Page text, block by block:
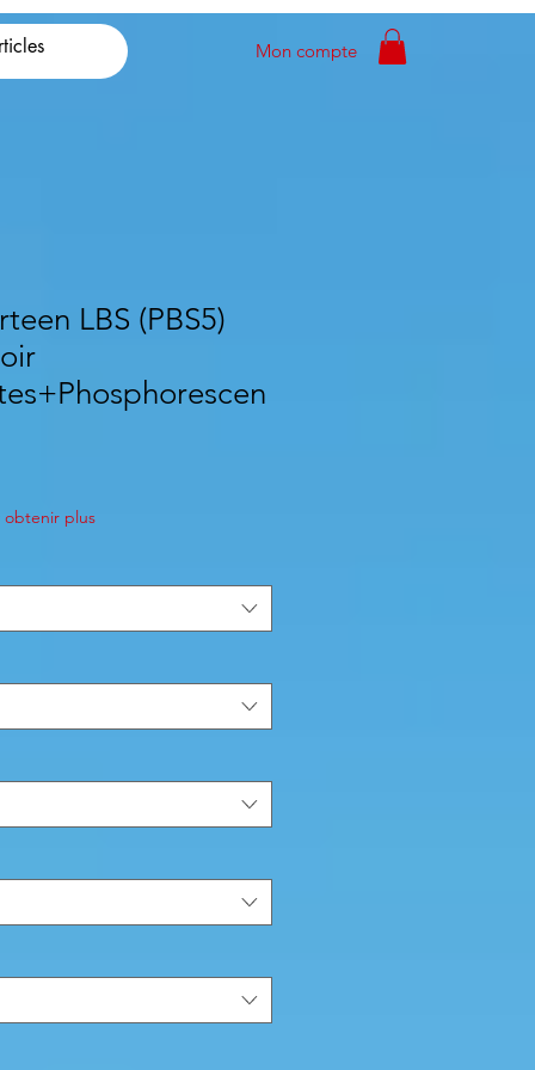
Mon compte
LBS (PBS5)
obtenir plus